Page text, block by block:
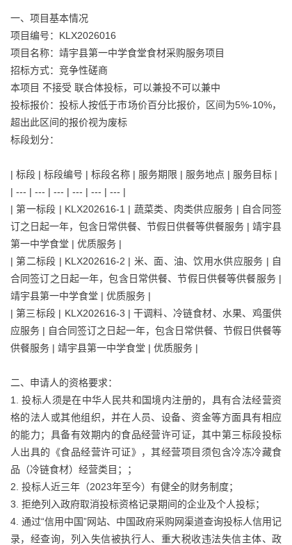
一、项目基本情况
项目编号：KLX2026016
项目名称：靖宇县第一中学食堂食材采购服务项目
招标方式：竞争性磋商
本项目 不接受 联合体投标，可以兼投不可以兼中
投标报价：投标人按低于市场价百分比报价，区间为5%-10%，
超出此区间的报价视为废标
标段划分：
| 标段 | 标段编号 | 标段名称 | 服务期限 | 服务地点 | 服务目标 |
| --- | --- | --- | --- | --- | --- |
| 第一标段 | KLX202616-1 | 蔬菜类、肉类供应服务 | 自合同签
订之日起一年，包含日常供餐、节假日供餐等供餐服务 | 靖宇县
第一中学食堂 | 优质服务 |
| 第二标段 | KLX202616-2 | 米、面、油、饮用水供应服务 | 自
合同签订之日起一年，包含日常供餐、节假日供餐等供餐服务 |
靖宇县第一中学食堂 | 优质服务 |
| 第三标段 | KLX202616-3 | 干调料、冷链食材、水果、鸡蛋供
应服务 | 自合同签订之日起一年，包含日常供餐、节假日供餐等
供餐服务 | 靖宇县第一中学食堂 | 优质服务 |
二、申请人的资格要求：
1. 投标人须是在中华人民共和国境内注册的，具有合法经营资
格的法人或其他组织，并在人员、设备、资金等方面具有相应
的能力；具备有效期内的食品经营许可证，其中第三标段投标
人出具的《食品经营许可证》，其经营项目须包含冷冻冷藏食
品（冷链食材）经营类目；；
2. 投标人近三年（2023年至今）有健全的财务制度；
3. 拒绝列入政府取消投标资格记录期间的企业及个人投标；
4. 通过“信用中国”网站、中国政府采购网渠道查询投标人信用记
录，经查询，列入失信被执行人、重大税收违法失信主体、政